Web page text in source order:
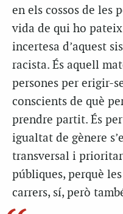
en els cossos de les
vida de qui ho
incertesa d’aquest
racista. És aquell
persones per erigir-
conscients de què
prendre partit. És
igualtat de gènere
transversal i
públiques, perquè
carrers, sí, però